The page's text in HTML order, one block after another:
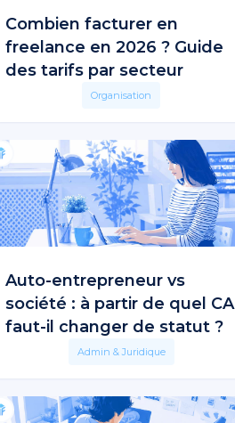
Combien facturer en
freelance en 2026 ? Guide
des tarifs par secteur
Organisation
Auto-entrepreneur vs
société : à partir de quel CA
faut-il changer de statut ?
Admin & Juridique